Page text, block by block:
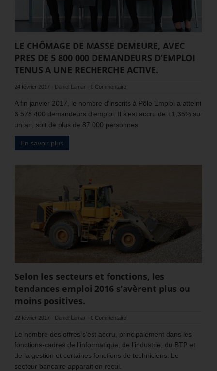
LE CHÔMAGE DE MASSE DEMEURE, AVEC
PRES DE 5 800 000 DEMANDEURS D’EMPLOI
TENUS A UNE RECHERCHE ACTIVE.
24 février 2017 - Daniel Lamar - 0 Commentaire
A fin janvier 2017, le nombre d’inscrits à Pôle Emploi a atteint
6 578 400 demandeurs d’emploi. Il s’est accru de +1,35% sur
un an, soit de plus de 87 000 personnes.
En savoir plus
Selon les secteurs et fonctions, les
tendances emploi 2016 s’avèrent plus ou
moins positives.
22 février 2017 - Daniel Lamar - 0 Commentaire
Le nombre des offres s’est accru, principalement dans les
fonctions-cadres de l’informatique, de l’industrie, du BTP et
de la gestion et certaines fonctions de techniciens. Le
secteur bancaire apparait en recul.